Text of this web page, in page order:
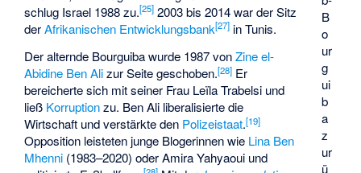
B
o
ur
g
ui
b
a
z
ur
ü
schlug Israel 1988 zu.[25] 2003 bis 2014 war der Sitz
derAfrikanischen Entwicklungsbank[27] in Tunis.
Der alternde Bourguiba wurde 1987 vonZine el-
Abidine Ben Alizur Seite geschoben.[28] Er
bereicherte sich mit seiner Frau Leïla Trabelsi und
ließ Korruptionzu. Ben Ali liberalisierte die
Wirtschaft und verstärkte den Polizeistaat.[19]
Opposition leisteten junge Blogerinnen wie Lina Ben
Mhenni (1983–2020) oderAmira Yahyaoui und